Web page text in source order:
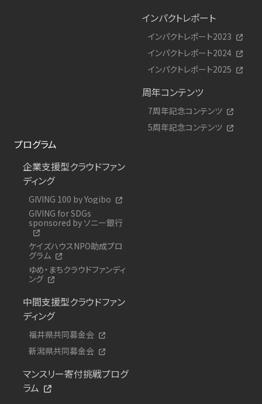
インパクトレポート
インパクトレポート2023
インパクトレポート2024
インパクトレポート2025
周年コンテンツ
7周年記念コンテンツ
5周年記念コンテンツ
プログラム
企業支援型クラウドファン
ディング
GIVING 100 by Yogibo
GIVING for SDGs
sponsored by ソニー銀行
ケイズハウスNPO助成プロ
グラム
ゆめ・まちクラウドファンディ
ング
中間支援型クラウドファン
ディング
福井県共同募金会
新潟県共同募金会
マンスリー寄付挑戦プログ
ラム